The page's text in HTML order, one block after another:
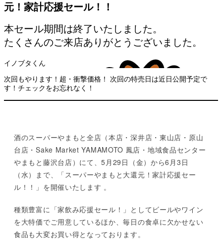
元！家計応援セール！！
本セール期間は終了いたしました。
たくさんのご来店ありがとうございました。
次回もやります！超・衝撃価格！ 次回の特売日は近日公開予定で
す！チェックをお忘れなく！
酒のスーパーやまもと全店（本店・深井店・東山店・原山
台店・Sake Market YAMAMOTO 鳳店・地域食品センター
やまもと藤沢台店）にて、5月29日（金）から6月3日
（水）まで、「スーパーやまもと大還元！家計応援セー
ル！！」を開催いたします 。
種類豊富に「家飲み応援セール！」としてビールやワイン
を大特価でご用意しているほか、毎日の食卓に欠かせない
食品も大変お買い得となっております。